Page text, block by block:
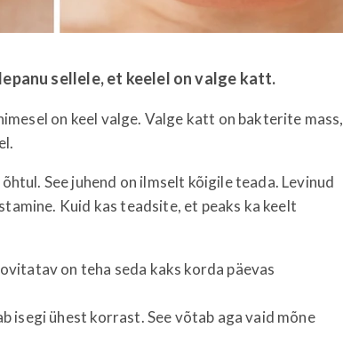
sellele, et keelel on valge katt.
on keel valge. Valge katt on bakterite mass,
See juhend on ilmselt kõigile teada. Levinud
Kuid kas teadsite, et peaks ka keelt
on teha seda kaks korda päevas
isegi ühest korrast. See võtab aga vaid mõne